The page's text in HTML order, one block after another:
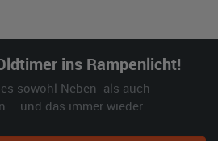
ins Rampenlicht!
sowohl Neben- als auch
– und das immer wieder.